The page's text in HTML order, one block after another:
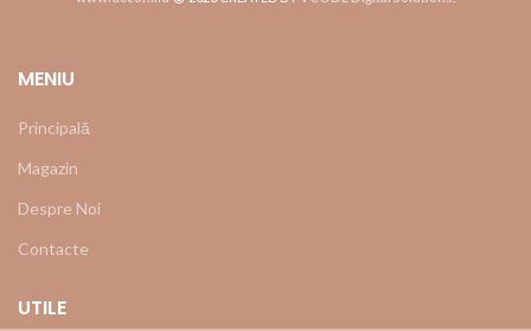
MENIU
Principală
Magazin
Despre Noi
Contacte
UTILE